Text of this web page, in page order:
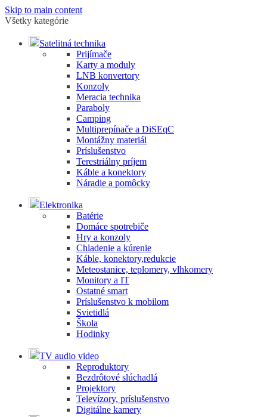
Skip to main content
Všetky kategórie
Satelitná technika
Prijímače
Karty a moduly
LNB konvertory
Konzoly
Meracia technika
Paraboly
Camping
Multiprepínače a DiSEqC
Montážny materiál
Príslušenstvo
Terestriálny príjem
Káble a konektory
Náradie a pomôcky
Elektronika
Batérie
Domáce spotrebiče
Hry a konzoly
Chladenie a kúrenie
Káble, konektory,redukcie
Meteostanice, teplomery, vlhkomery
Monitory a IT
Ostatné smart
Príslušenstvo k mobilom
Svietidlá
Škola
Hodinky
TV audio video
Reproduktory
Bezdrôtové slúchadlá
Projektory
Televízory, príslušenstvo
Digitálne kamery